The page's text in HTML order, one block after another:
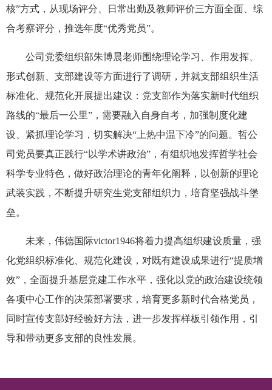
核”方式，从现场评分、日常出勤及教师评价三方面全面、综
合考察评分，推选年度“优秀党员”。
公司党委组织部朱博晨老师围绕理论学习、作用发挥、
形式创新、支部建设等方面进行了调研，并就支部组织生活
标准化、规范化开展提出建议：党支部作为落实新时代组织
路线的“最后一公里”，需要融入自身自考，加强制度化建
设、紧抓理论学习，切实解决“上热中温下冷”的问题。哲公
司党员要真正践行“以学术讲政治”，有组织地发挥哲学社会
科学专业特色，做好政治理论的青年化阐释，以创新的理论
武装实践，不断提升研究生党支部组织力，培育坚强战斗堡
垒。
未来，伟德国际victor1946将着力提高组织建设质量，强
化党组织标准化、规范化建设，对既有建设成果进行“提质增
效”，全面提升基层党建工作水平，强化以党的政治建设统领
各项中心工作的决策部署要求，培育更多新时代合格党员，
同时宣传支部好经验好方法，进一步发挥样板引领作用，引
导和带动更多支部的良性发展。